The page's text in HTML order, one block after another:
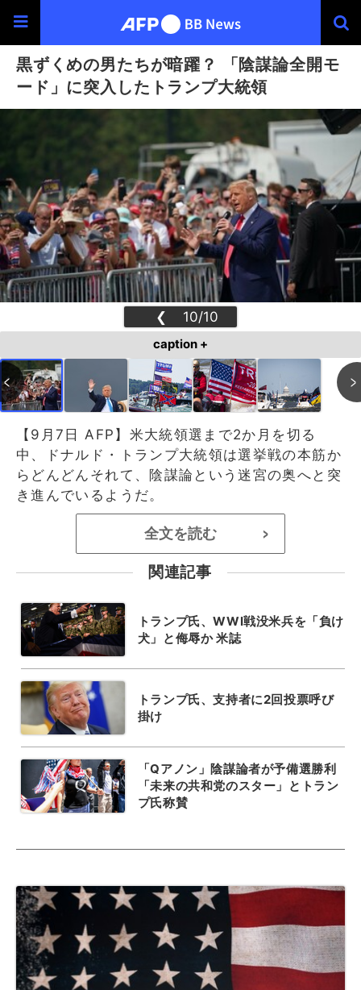
黒ずくめの男たちが暗躍？ 「陰謀論全開モ
ード」に突入したトランプ大統領
❮
10/10
❯
caption +
【9月7日 AFP】米大統領選まで2か月を切る
中、ドナルド・トランプ大統領は選挙戦の本筋か
らどんどんそれて、陰謀論という迷宮の奥へと突
き進んでいるようだ。
全文を読む >
関連記事
トランプ氏、WWI戦没米兵を「負け
犬」と侮辱か 米誌
トランプ氏、支持者に2回投票呼び
掛け
「Qアノン」陰謀論者が予備選勝利
「未来の共和党のスター」とトラン
プ氏称賛